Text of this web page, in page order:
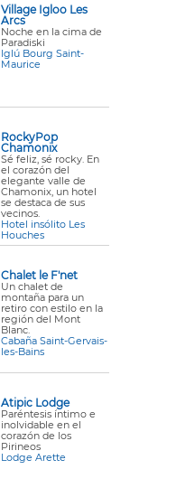
Village Igloo Les
Arcs
Noche en la cima de
Paradiski
Iglú Bourg Saint-
Maurice
RockyPop
Chamonix
Sé feliz, sé rocky. En
el corazón del
elegante valle de
Chamonix, un hotel
se destaca de sus
vecinos.
Hotel insólito Les
Houches
Chalet le F'net
Un chalet de
montaña para un
retiro con estilo en la
región del Mont
Blanc.
Cabaña Saint-Gervais-
les-Bains
Atipic Lodge
Paréntesis íntimo e
inolvidable en el
corazón de los
Pirineos
Lodge Arette